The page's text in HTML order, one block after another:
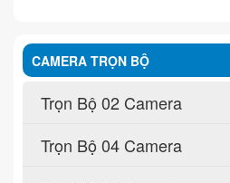
CAMERA TRỌN BỘ
Trọn Bộ 02 Camera
Trọn Bộ 04 Camera